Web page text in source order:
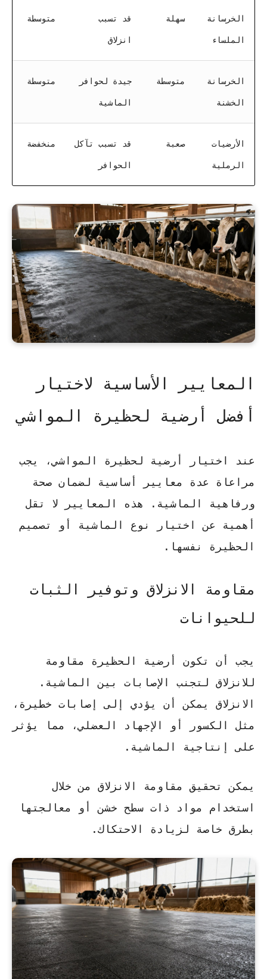
الخرسانة
الملساء
سهلة قد تسبب
انزلاق
متوسطة
الخرسانة
الخشنة
متوسطة جيدة لحوافر
الماشية
متوسطة
الأرضيات
الرملية
صعبة قد تسبب تآكل
الحوافر
منخفضة
المعايير الأساسية لاختيار
أفضل أرضية لحظيرة المواشي
عند اختيار أرضية لحظيرة المواشي، يجب
مراعاة عدة معايير أساسية لضمان صحة
ورفاهية الماشية. هذه المعايير لا تقل
أهمية عن اختيار نوع الماشية أو تصميم
الحظيرة نفسها.
مقاومة الانزلاق وتوفير الثبات
للحيوانات
يجب أن تكون أرضية الحظيرة مقاومة
للانزلاق لتجنب الإصابات بين الماشية.
الانزلاق يمكن أن يؤدي إلى إصابات خطيرة ،
مثل الكسور أو الإجهاد العضلي، مما يؤثر
على إنتاجية الماشية.
يمكن تحقيق مقاومة الانزلاق من خلال
استخدام مواد ذات سطح خشن أو معالجتها
بطرق خاصة لزيادة الاحتكاك.